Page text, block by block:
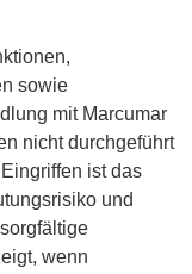
sowie
mit Marcumar
nicht durchgeführt
ist das
und
wenn